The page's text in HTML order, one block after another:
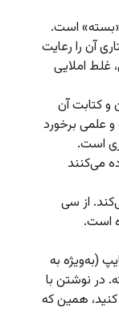
«بسته» است.
آن را رعایت
غلط املایی
و کتابت آن
علمی برخورد
است.
می‌کنند
از سی
است.
(به‌ویژه به
در نوشتن با
همین که